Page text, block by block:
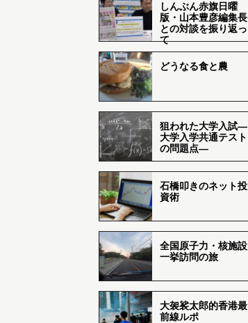
しんぶん赤旗日曜
版・山本豊彦編集長
との対談を振り返っ
て
どうなる食と農
狙われた大学入試―
大学入学共通テスト
の問題点―
石橋叩きのネット投
資術
全国原子力・核施設
一挙訪問の旅
大袈裟太郎的香港最
前線ルポ